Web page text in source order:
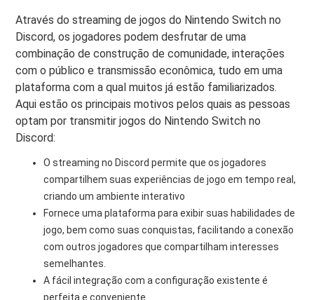
Através do streaming de jogos do Nintendo Switch no
Discord, os jogadores podem desfrutar de uma
combinação de construção de comunidade, interações
com o público e transmissão econômica, tudo em uma
plataforma com a qual muitos já estão familiarizados.
Aqui estão os principais motivos pelos quais as pessoas
optam por transmitir jogos do Nintendo Switch no
Discord:
O streaming no Discord permite que os jogadores
compartilhem suas experiências de jogo em tempo real,
criando um ambiente interativo
Fornece uma plataforma para exibir suas habilidades de
jogo, bem como suas conquistas, facilitando a conexão
com outros jogadores que compartilham interesses
semelhantes.
A fácil integração com a configuração existente é
perfeita e conveniente